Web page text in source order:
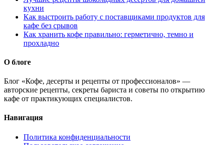
кухни
Как выстроить работу с поставщиками продуктов для
кафе без срывов
Как хранить кофе правильно: герметично, темно и
прохладно
О блоге
Блог «Кофе, десерты и рецепты от профессионалов» —
авторские рецепты, секреты бариста и советы по открытию
кафе от практикующих специалистов.
Навигация
Политика конфиденциальности